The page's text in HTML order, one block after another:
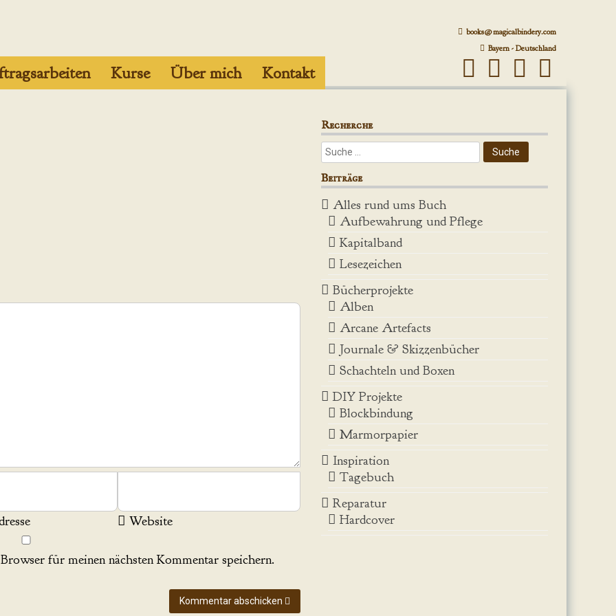
books@magicalbindery.com
Bayern - Deutschland
Kurse Über mich Kontakt
Website
für meinen nächsten Kommentar speichern.
Kommentar abschicken
Recherche
Beiträge
Alles rund ums Buch
Aufbewahrung und Pflege
Kapitalband
Lesezeichen
Bücherprojekte
Alben
Arcane Artefacts
Journale & Skizzenbücher
Schachteln und Boxen
DIY Projekte
Blockbindung
Marmorpapier
Inspiration
Tagebuch
Reparatur
Hardcover